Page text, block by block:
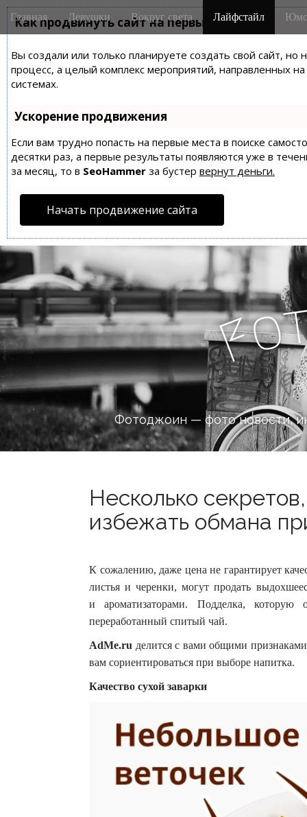
Как продвинуть сайт на первые места?
Вы создали или только планируете создать свой сайт,
процесс, а целый комплекс мероприятий, направленных
системах.
Ускорение продвижения
Если вам трудно попасть на первые места в поиске
десятки раз, а первые результаты появляются уже в
за месяц, то в SeoHammer за бустер вернут деньги.
Начать продвижение сайта
M
a
n
m
e
n
u
i
Главная Девушки Вокруг света Лайфстайл
Fo
Фотоджоин — фото новости,
Несколько
избежать обмана
К сожалению, даже цена не гарантирует
листья и черенки, могут продать
и ароматизаторами. Подделка, которую
переработанный спитый чай.
AdMe.ru делится с вами общими
вам сориентироваться при выборе напитка.
Качество сухой заварки